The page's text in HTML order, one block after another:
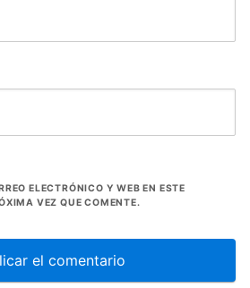
ELECTRÓNICO Y WEB EN ESTE
VEZ QUE COMENTE.